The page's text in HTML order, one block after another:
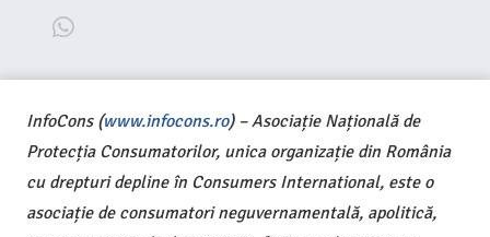
InfoCons (www.infocons.ro) – Asociație Națională de
Protecția Consumatorilor, unica organizație din România
cu drepturi depline în Consumers International, este o
asociație de consumatori neguvernamentală, apolitică,